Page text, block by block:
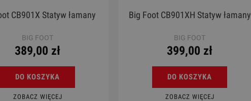
CB901X Statyw łamany
BIG FOOT
389,00 zł
DO KOSZYKA
ZOBACZ WIĘCEJ
Big Foot CB901XH Statyw łamany
BIG FOOT
399,00 zł
DO KOSZYKA
ZOBACZ WIĘCEJ